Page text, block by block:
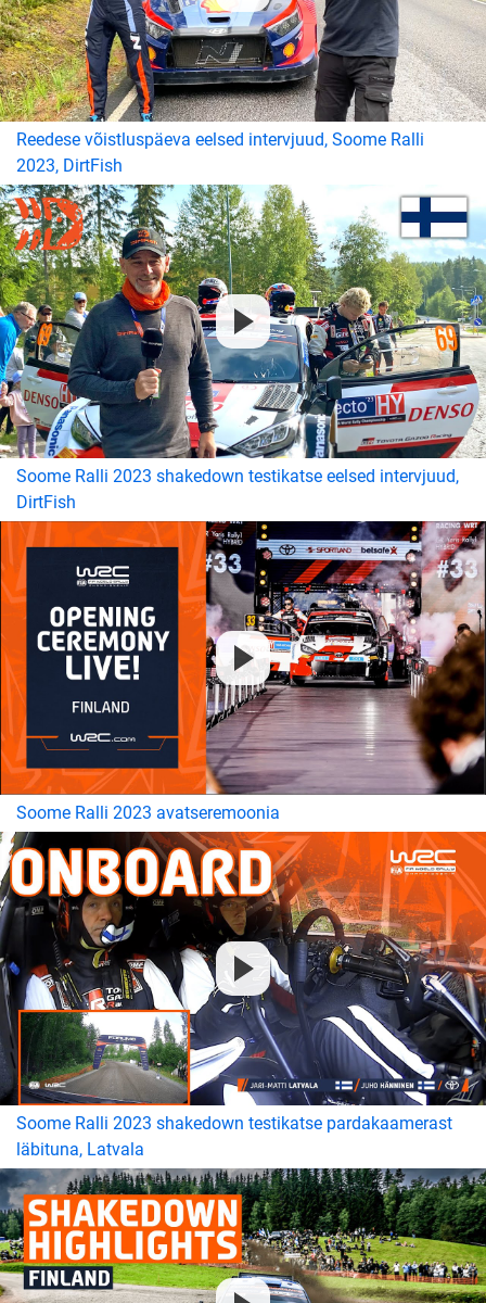
Reedese võistluspäeva eelsed intervjuud, Soome Ralli
2023, DirtFish
Soome Ralli 2023 shakedown testikatse eelsed intervjuud,
DirtFish
Soome Ralli 2023 avatseremoonia
Soome Ralli 2023 shakedown testikatse pardakaamerast
läbituna, Latvala